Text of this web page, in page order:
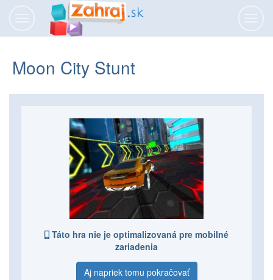
navigáciu
Moon City Stunt
Táto hra nie je optimalizovaná pre mobilné
zariadenia
Aj napriek tomu pokračovať